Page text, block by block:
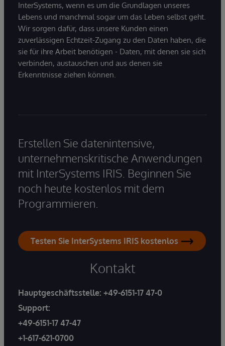
InterSystems, wenn es um die Grundlagen unseres
Lebens und manchmal sogar um das Leben selbst geht.
Wir sorgen dafür, dass unsere Kunden einen
zuverlässigen Echtzeit-Zugang zu den Daten haben, die
sie für ihre Arbeit benötigen - Daten, mit denen sie sich
verbinden, austauschen und aus denen sie
Erkenntnisse ziehen können.
Erstellen Sie datenintensive,
unternehmenskritische Anwendungen
mit InterSystems IRIS. Beginnen Sie
noch heute kostenlos mit dem
Programmieren.
Testen Sie InterSystems IRIS kostenlos
Kontakt
Hauptgeschäftsstelle: +49-6151-17 47-0
Support:
+49-6151-17 47-47
+1-617-621-0700